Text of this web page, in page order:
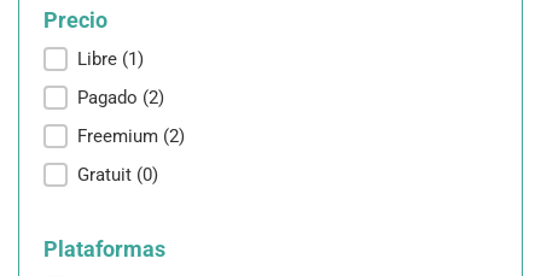
Precio
Precio
Libre (1)
Pagado (2)
Freemium (2)
Gratuit (0)
Plataformas